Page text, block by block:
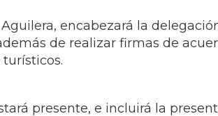
encabezará la
de realizar firmas de
presente, e incluirá la